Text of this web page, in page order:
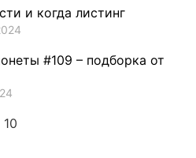
и когда листинг
#109 – подборка от